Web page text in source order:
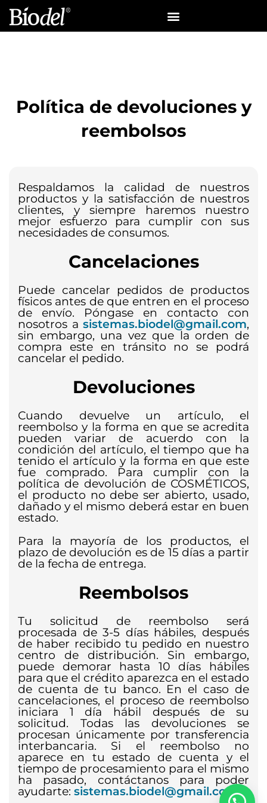
contenido
Política de devoluciones y
reembolsos
Respaldamos la calidad de nuestros
productos y la satisfacción de nuestros
clientes, y siempre haremos nuestro
mejor esfuerzo para cumplir con sus
necesidades de consumos.
Cancelaciones
Puede cancelar pedidos de productos
físicos antes de que entren en el proceso
de envío. Póngase en contacto con
nosotros a sistemas.biodel@gmail.com,
sin embargo, una vez que la orden de
compra este en tránsito no se podrá
cancelar el pedido.
Devoluciones
Cuando devuelve un artículo, el
reembolso y la forma en que se acredita
pueden variar de acuerdo con la
condición del artículo, el tiempo que ha
tenido el artículo y la forma en que este
fue comprado. Para cumplir con la
política de devolución de COSMÉTICOS,
el producto no debe ser abierto, usado,
dañado y el mismo deberá estar en buen
estado.
Para la mayoría de los productos, el
plazo de devolución es de 15 días a partir
de la fecha de entrega.
Reembolsos
Tu solicitud de reembolso será
procesada de 3-5 días hábiles, después
de haber recibido tu pedido en nuestro
centro de distribución. Sin embargo,
puede demorar hasta 10 días hábiles
para que el crédito aparezca en el estado
de cuenta de tu banco. En el caso de
cancelaciones, el proceso de reembolso
iniciara 1 día hábil después de su
solicitud. Todas las devoluciones se
procesan únicamente por transferencia
interbancaria. Si el reembolso no
aparece en tu estado de cuenta y el
tiempo de procesamiento para el mismo
ha pasado, contáctanos para poder
ayudarte: sistemas.biodel@gmail.com